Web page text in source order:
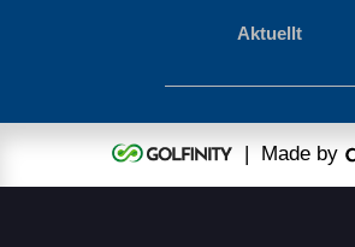
Aktuellt
| Made by